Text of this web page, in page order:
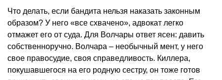
Что делать, если бандита нельзя наказать законным
образом? У него «все схвачено», адвокат легко
отмажет его от суда. Для Волчары ответ ясен: давить
собственноручно. Волчара – необычный мент, у него
свое правосудие, своя справедливость. Киллера,
покушавшегося на его родную сестру, он тоже готов